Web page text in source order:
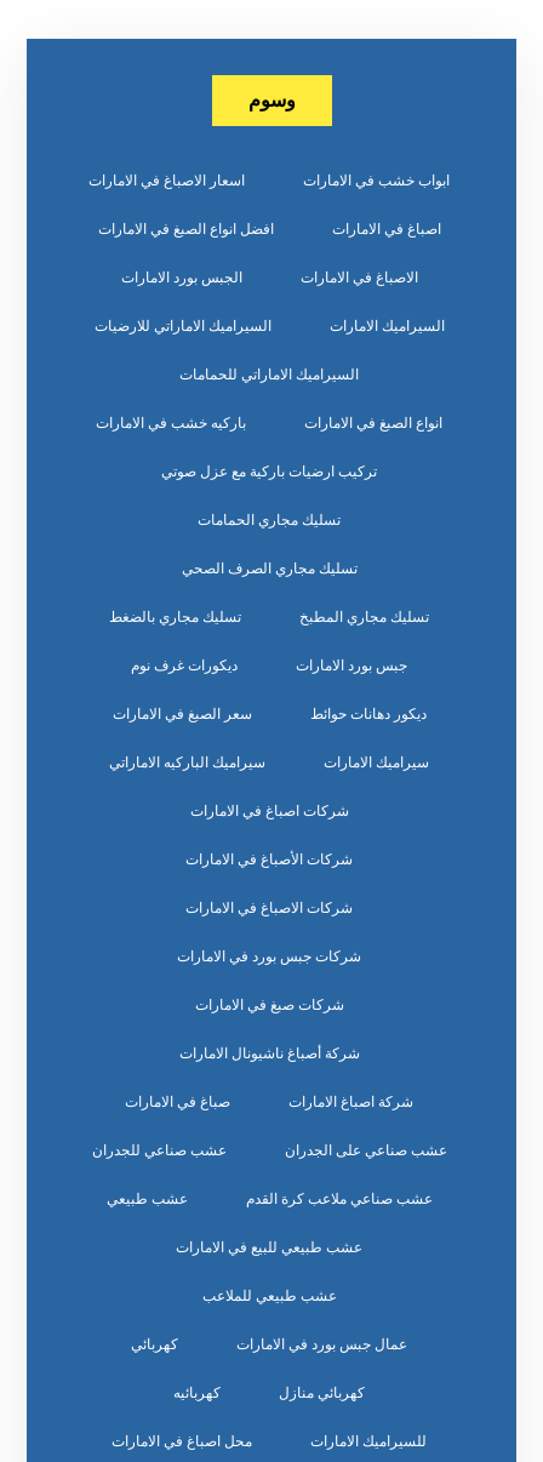
وسوم
ابواب خشب في الامارات اسعار الاصباغ في الامارات
اصباغ في الامارات افضل انواع الصبغ في الامارات
الاصباغ في الامارات الجبس بورد الامارات
السيراميك الامارات السيراميك الاماراتي للارضيات
السيراميك الاماراتي للحمامات
انواع الصبغ في الامارات باركيه خشب في الامارات
تركيب ارضيات باركية مع عزل صوتي
تسليك مجاري الحمامات
تسليك مجاري الصرف الصحي
تسليك مجاري المطبخ تسليك مجاري بالضغط
جبس بورد الامارات ديكورات غرف نوم
ديكور دهانات حوائط سعر الصبغ في الامارات
سيراميك الامارات سيراميك الباركيه الاماراتي
شركات اصباغ في الامارات
شركات الأصباغ في الامارات
شركات الاصباغ في الامارات
شركات جبس بورد في الامارات
شركات صبغ في الامارات
شركة أصباغ ناشيونال الامارات
شركة اصباغ الامارات صباغ في الامارات
عشب صناعي على الجدران عشب صناعي للجدران
عشب صناعي ملاعب كرة القدم عشب طبيعي
عشب طبيعي للبيع في الامارات
عشب طبيعي للملاعب
عمال جبس بورد في الامارات كهربائي
كهربائي منازل كهربائيه
للسيراميك الامارات محل اصباغ في الامارات